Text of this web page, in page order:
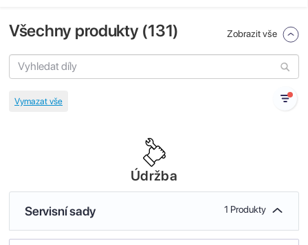
Všechny produkty (131) Zobrazit vše
Údržba
Servisní sady 1 Produkty